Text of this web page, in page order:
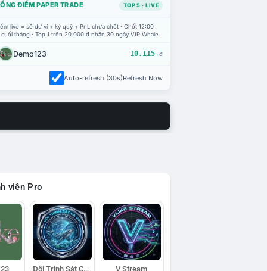
ĐIỂM PAPER TRADE TOP 5 · LIVE
live = số dư ví + ký quỹ + PnL chưa chốt · Chốt 12:00
tháng · Top 1 trên 20.000 đ nhận 30 ngày VIP Whale.
Demo123 10.115 đ
Auto-refresh (30s)Refresh Now
viên Pro
Đội Trinh Sát Cá Voi V Stream